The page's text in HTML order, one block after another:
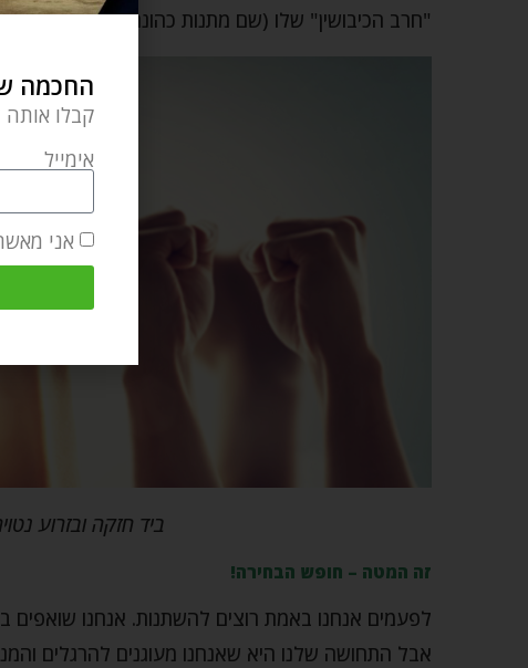
"חרב הכיבושין" שלו (שם מתנות כהונה ב, ב).
ביד חזקה ובזרוע
זה המטה – חופש הבחירה!
לפעמים אנחנו באמת רוצים להשתנות. אנחנו
אבל התחושה שלנו היא שאנחנו מעוגנים להרגלים
החכמה
קבלו אותה
אימייל
אני